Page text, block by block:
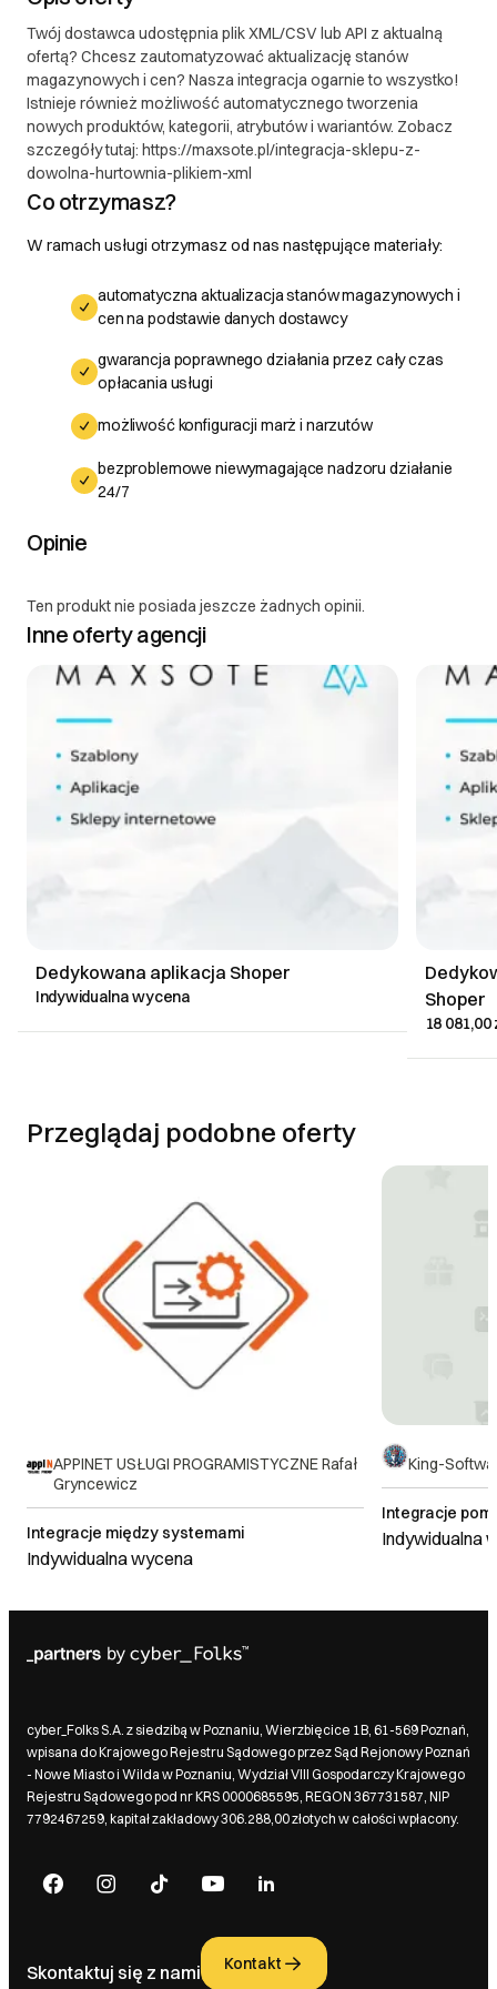
Twój dostawca udostępnia plik XML/CSV lub API z aktualną
ofertą? Chcesz zautomatyzować aktualizację stanów
magazynowych i cen? Nasza integracja ogarnie to wszystko!
Istnieje również możliwość automatycznego tworzenia
nowych produktów, kategorii, atrybutów i wariantów. Zobacz
szczegóły tutaj: https://maxsote.pl/integracja-sklepu-z-
dowolna-hurtownia-plikiem-xml
Co otrzymasz?
W ramach usługi otrzymasz od nas następujące materiały:
automatyczna aktualizacja stanów magazynowych i
cen na podstawie danych dostawcy
gwarancja poprawnego działania przez cały czas
opłacania usługi
możliwość konfiguracji marż i narzutów
bezproblemowe niewymagające nadzoru działanie
24/7
Opinie
Ten produkt nie posiada jeszcze żadnych opinii.
Inne oferty agencji
Dedykowana aplikacja Shoper
Indywidualna wycena
Shoper
18 081,00
Przeglądaj podobne oferty
APPINET USŁUGI PROGRAMISTYCZNE Rafał
Gryncewicz
Integracje między systemami
Indywidualna wycena
King-
Integracje
Indywidualna
cyber_Folks S.A. z siedzibą w Poznaniu, Wierzbięcice 1B, 61-569 Poznań,
wpisana do Krajowego Rejestru Sądowego przez Sąd Rejonowy Poznań
- Nowe Miasto i Wilda w Poznaniu, Wydział VIII Gospodarczy Krajowego
Rejestru Sądowego pod nr KRS 0000685595, REGON 367731587, NIP
7792467259, kapitał zakładowy 306.288,00 złotych w całości wpłacony.
Skontaktuj się z nami Kontakt